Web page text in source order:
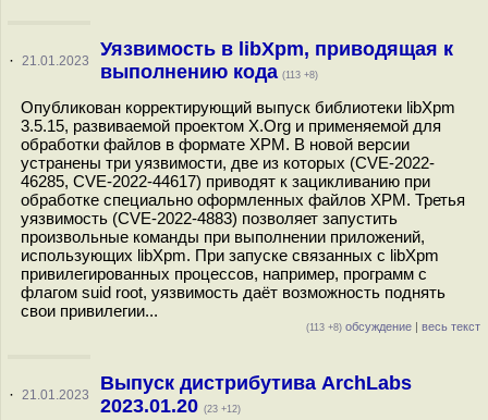
· 21.01.2023
Уязвимость в libXpm, приводящая к
выполнению кода (113 +8)
Опубликован корректирующий выпуск библиотеки libXpm
3.5.15, развиваемой проектом X.Org и применяемой для
обработки файлов в формате XPM. В новой версии
устранены три уязвимости, две из которых (CVE-2022-
46285, CVE-2022-44617) приводят к зацикливанию при
обработке специально оформленных файлов XPM. Третья
уязвимость (CVE-2022-4883) позволяет запустить
произвольные команды при выполнении приложений,
использующих libXpm. При запуске связанных с libXpm
привилегированных процессов, например, программ с
флагом suid root, уязвимость даёт возможность поднять
свои привилегии...
(113 +8) обсуждение | весь текст
· 21.01.2023
Выпуск дистрибутива ArchLabs
2023.01.20 (23 +12)